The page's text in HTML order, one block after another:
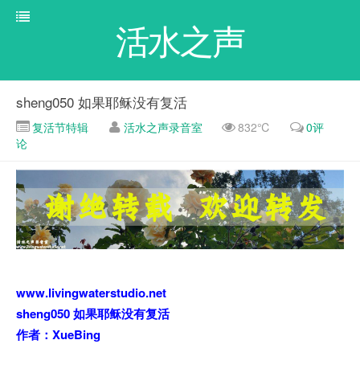
活水之声
sheng050 如果耶稣没有复活
复活节特辑 活水之声录音室 832℃
0评
论
www.livingwaterstudio.net
sheng050 如果耶稣没有复活
作者：XueBing